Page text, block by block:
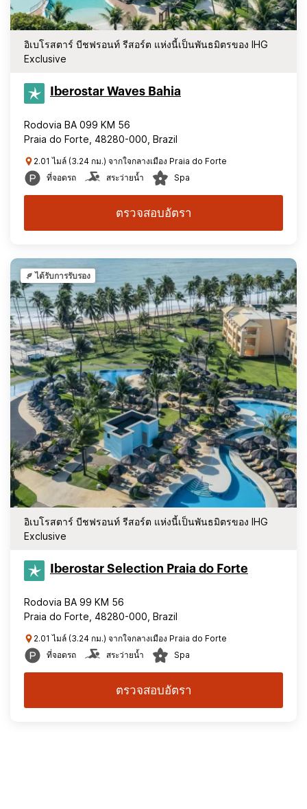
อิเบโรสตาร์ บีชฟรอนท์ รีสอร์ต แห่งนี้เป็นพันธมิตรของ IHG
Exclusive
Iberostar Waves Bahia
Rodovia BA 099 KM 56
Praia do Forte, 48280-000, Brazil
2.01 ไมล์ (3.24 กม.) จากใจกลางเมือง Praia do Forte
ที่จอดรถ
สระว่ายน้ำ Spa
ตรวจสอบอัตรา
ได้รับการรับรอง
อิเบโรสตาร์ บีชฟรอนท์ รีสอร์ต แห่งนี้เป็นพันธมิตรของ IHG
Exclusive
Iberostar Selection​ Praia do Forte
Rodovia BA 99 KM 56
Praia do Forte, 48280-000, Brazil
2.01 ไมล์ (3.24 กม.) จากใจกลางเมือง Praia do Forte
ที่จอดรถ
สระว่ายน้ำ Spa
ตรวจสอบอัตรา